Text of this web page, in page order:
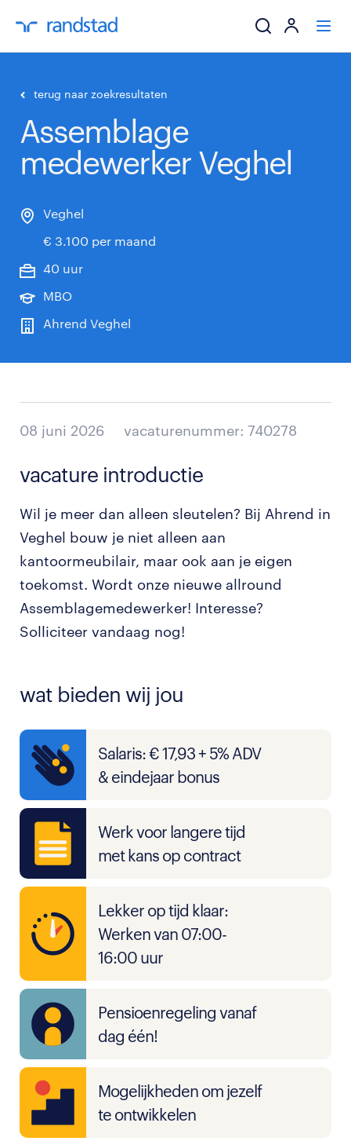
mijn carrière
terug naar zoekresultaten
Assemblage
medewerker Veghel
Veghel
€ 3.100 per maand
40 uur
MBO
Ahrend Veghel
08 juni 2026 vacaturenummer: 740278
vacature introductie
Wil je meer dan alleen sleutelen? Bij Ahrend in
Veghel bouw je niet alleen aan
kantoormeubilair, maar ook aan je eigen
toekomst. Wordt onze nieuwe allround
Assemblagemedewerker! Interesse?
Solliciteer vandaag nog!
wat bieden wij jou
Salaris: € 17,93 + 5% ADV
& eindejaar bonus
Werk voor langere tijd
met kans op contract
Lekker op tijd klaar:
Werken van 07:00-
16:00 uur
Pensioenregeling vanaf
dag één!
Mogelijkheden om jezelf
te ontwikkelen